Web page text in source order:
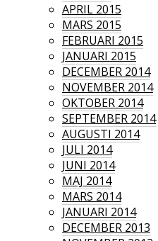
APRIL 2015
MARS 2015
FEBRUARI 2015
JANUARI 2015
DECEMBER 2014
NOVEMBER 2014
OKTOBER 2014
SEPTEMBER 2014
AUGUSTI 2014
JULI 2014
JUNI 2014
MAJ 2014
MARS 2014
JANUARI 2014
DECEMBER 2013